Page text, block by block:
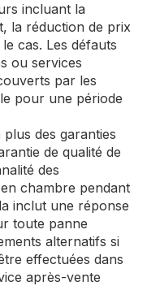
incluant la
la réduction de prix
cas. Les défauts
ou services
par les
pour une période
plus des garanties
de qualité de
des
chambre pendant
inclut une réponse
toute panne
alternatifs si
effectuées dans
après-vente